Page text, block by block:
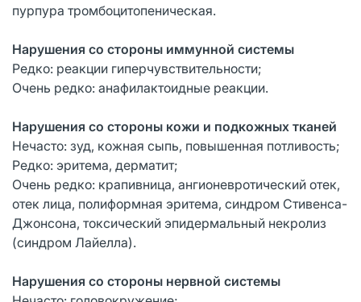
пурпура тромбоцитопеническая.
Нарушения со стороны иммунной системы
Редко: реакции гиперчувствительности;
Очень редко: анафилактоидные реакции.
Нарушения со стороны кожи и подкожных тканей
Нечасто: зуд, кожная сыпь, повышенная потливость;
Редко: эритема, дерматит;
Очень редко: крапивница, ангионевротический отек,
отек лица, полиформная эритема, синдром Стивенса-
Джонсона, токсический эпидермальный некролиз
(синдром Лайелла).
Нарушения со стороны нервной системы